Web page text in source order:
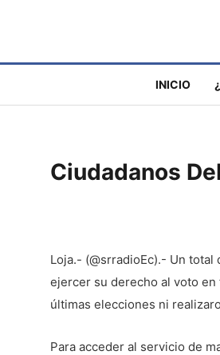
INICIO
Ciudadanos
Loja.- (@srradioEc).- Un
ejercer su derecho al voto
últimas elecciones ni
Para acceder al servicio de